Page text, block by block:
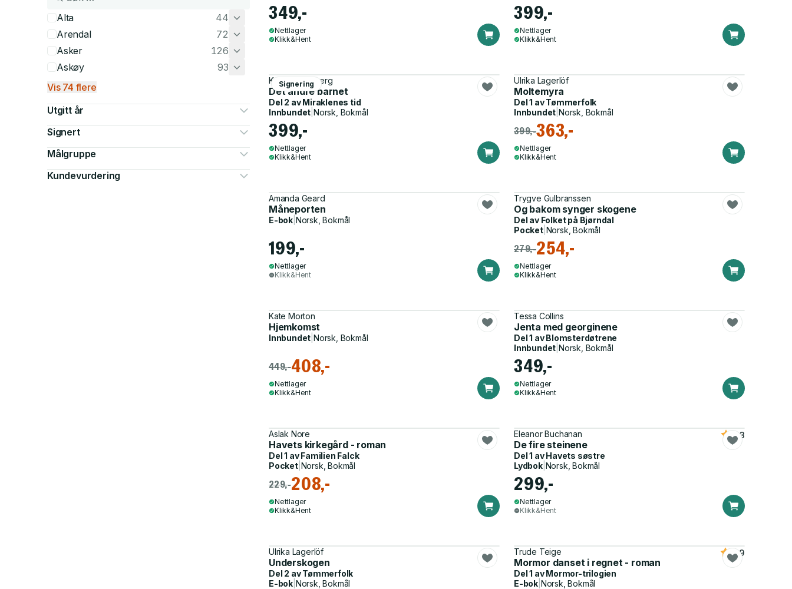
Alta
44
Arendal
72
Asker
126
Askøy
93
Vis 74 flere
Utgitt år
Signert
Målgruppe
Kundevurdering
349,-
Nettlager
Klikk&Hent
399,-
Nettlager
Klikk&Hent
Signering
Karen B. Forberg
Det andre barnet
Del 2 avMiraklenes tid
Innbundet |Norsk, Bokmål
399,-
Nettlager
Klikk&Hent
Ulrika Lagerlöf
Moltemyra
Del 1 avTømmerfolk
Innbundet |Norsk, Bokmål
399,-363,-
Nettlager
Klikk&Hent
Amanda Geard
Måneporten
E-bok Norsk, Bokmål
199,-
Nettlager
Klikk&Hent
Trygve Gulbranssen
Og bakom synger skogene
Del av Folket på Bjørndal
Pocket| Norsk, Bokmål
279,-254,-
Nettlager
Klikk&Hent
Kate Morton
Hjemkomst
Innbundet |Norsk, Bokmål
449,-408,-
Nettlager
Klikk&Hent
Tessa Collins
Jenta med georginene
Del 1 avBlomsterdøtrene
Innbundet |Norsk, Bokmål
349,-
Nettlager
Klikk&Hent
Aslak Nore
Havets kirkegård - roman
Del 1 avFamilien Falck
Pocket| Norsk, Bokmål
229,-208,-
Nettlager
Klikk&Hent
Eleanor Buchanan
De fire steinene
4.3
Del 1 avHavets søstre
Lydbok| Norsk, Bokmål
299,-
Nettlager
Klikk&Hent
Ulrika Lagerlöf
Underskogen
Del 2 avTømmerfolk
E-bok Norsk, Bokmål
Trude Teige
Mormor danset i regnet - roman
4.9
Del 1 avMormor-trilogien
E-bok Norsk, Bokmål